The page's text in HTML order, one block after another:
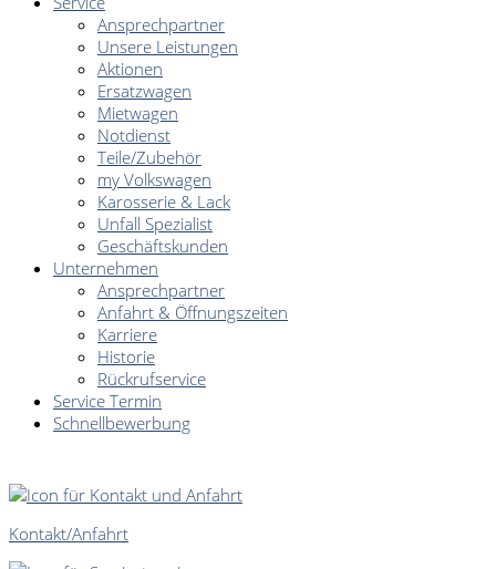
Ansprechpartner
Unsere Leistungen
Aktionen
Ersatzwagen
Mietwagen
Notdienst
Teile/Zubehör
my Volkswagen
Karosserie & Lack
Unfall Spezialist
Geschäftskunden
Unternehmen
Ansprechpartner
Anfahrt & Öffnungszeiten
Karriere
Historie
Rückrufservice
Service Termin
Schnellbewerbung
Kontakt/Anfahrt